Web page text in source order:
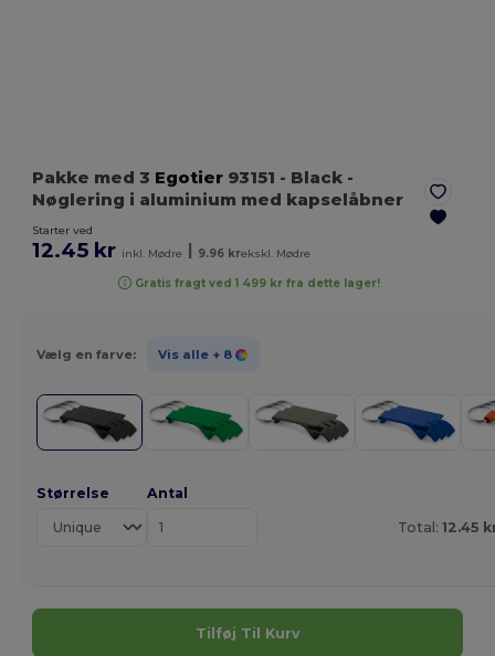
Pakke med 3 Egotier 93151 - Black -
Nøglering i aluminium med kapselåbner
Starter ved
12.45 kr inkl. Mødre 9.96 krekskl. Mødre
Gratis fragt ved 1 499 kr fra dette lager!
Vælg en farve: Vis alle + 8
Størrelse Antal
Total: 12.45
Tilføj Til Kurv